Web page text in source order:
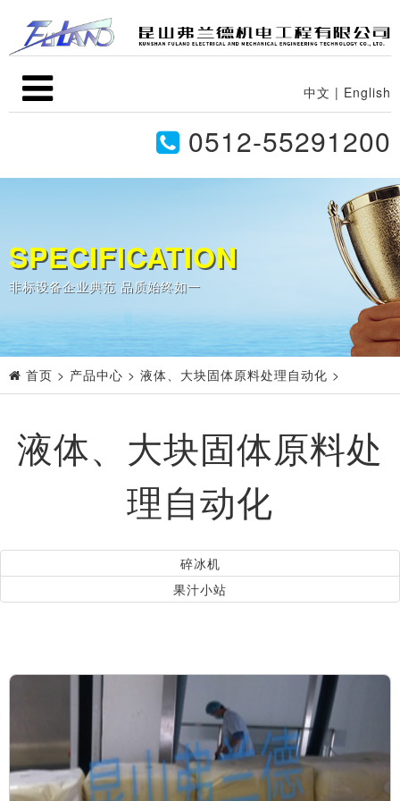
中文 | English
0512-55291200
SPECIFICATION
非标设备企业典范 品质始终如一
首页 > 产品中心 > 液体、大块固体原料处理自动化 >
液体、大块固体原料处
理自动化
碎冰机
果汁小站